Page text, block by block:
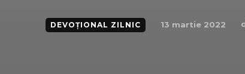
DEVOȚIONAL ZILNIC 13 martie 2022